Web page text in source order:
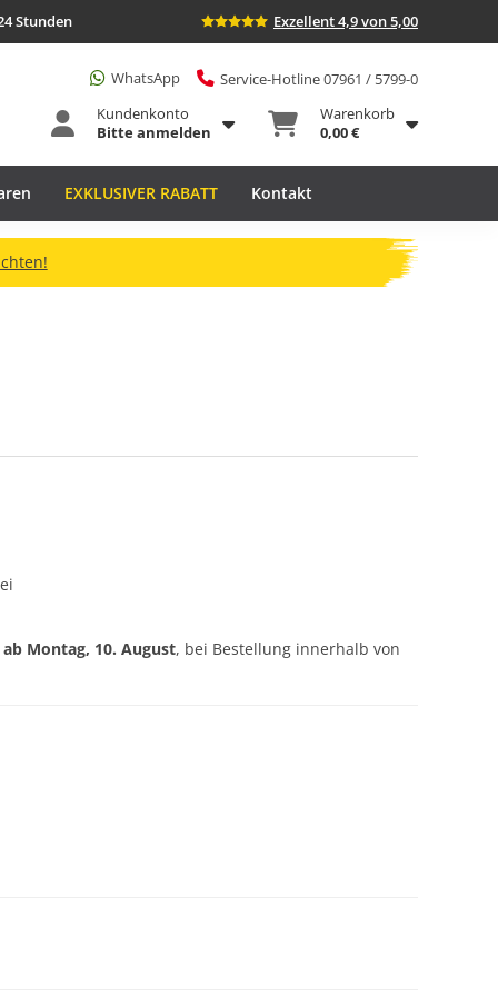
Stunden Exzellent 4,9 von 5,00
WhatsApp
Service-Hotline 07961 / 5799-0
Kundenkonto
Bitte anmelden
Warenkorb
0,00 €
EXKLUSIVER RABATT Kontakt
Montag, 10. August, bei Bestellung innerhalb von